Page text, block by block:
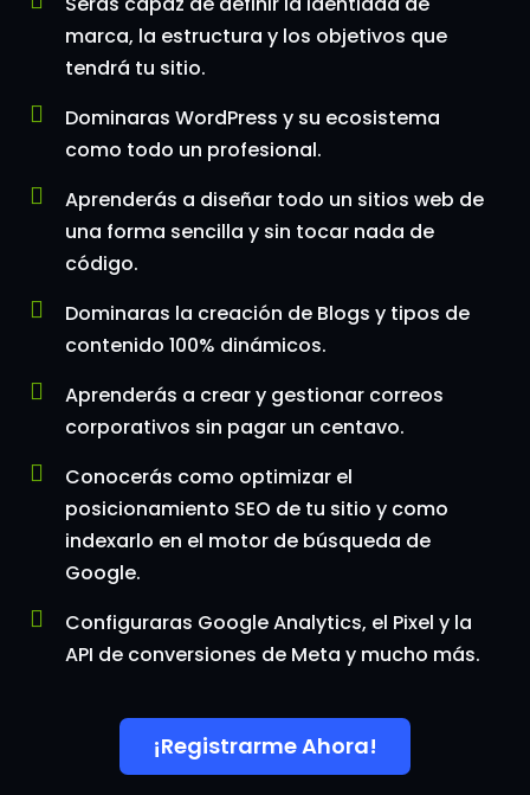
marca, la estructura y los objetivos que
tendrá tu sitio.
Dominaras WordPress y su ecosistema
como todo un profesional.
Aprenderás a diseñar todo un sitios web de
una forma sencilla y sin tocar nada de
código.
Dominaras la creación de Blogs y tipos de
contenido 100% dinámicos.
Aprenderás a crear y gestionar correos
corporativos sin pagar un centavo.
Conocerás como optimizar el
posicionamiento SEO de tu sitio y como
indexarlo en el motor de búsqueda de
Google.
Configuraras Google Analytics, el Pixel y la
API de conversiones de Meta y mucho más.
¡Registrarme Ahora!